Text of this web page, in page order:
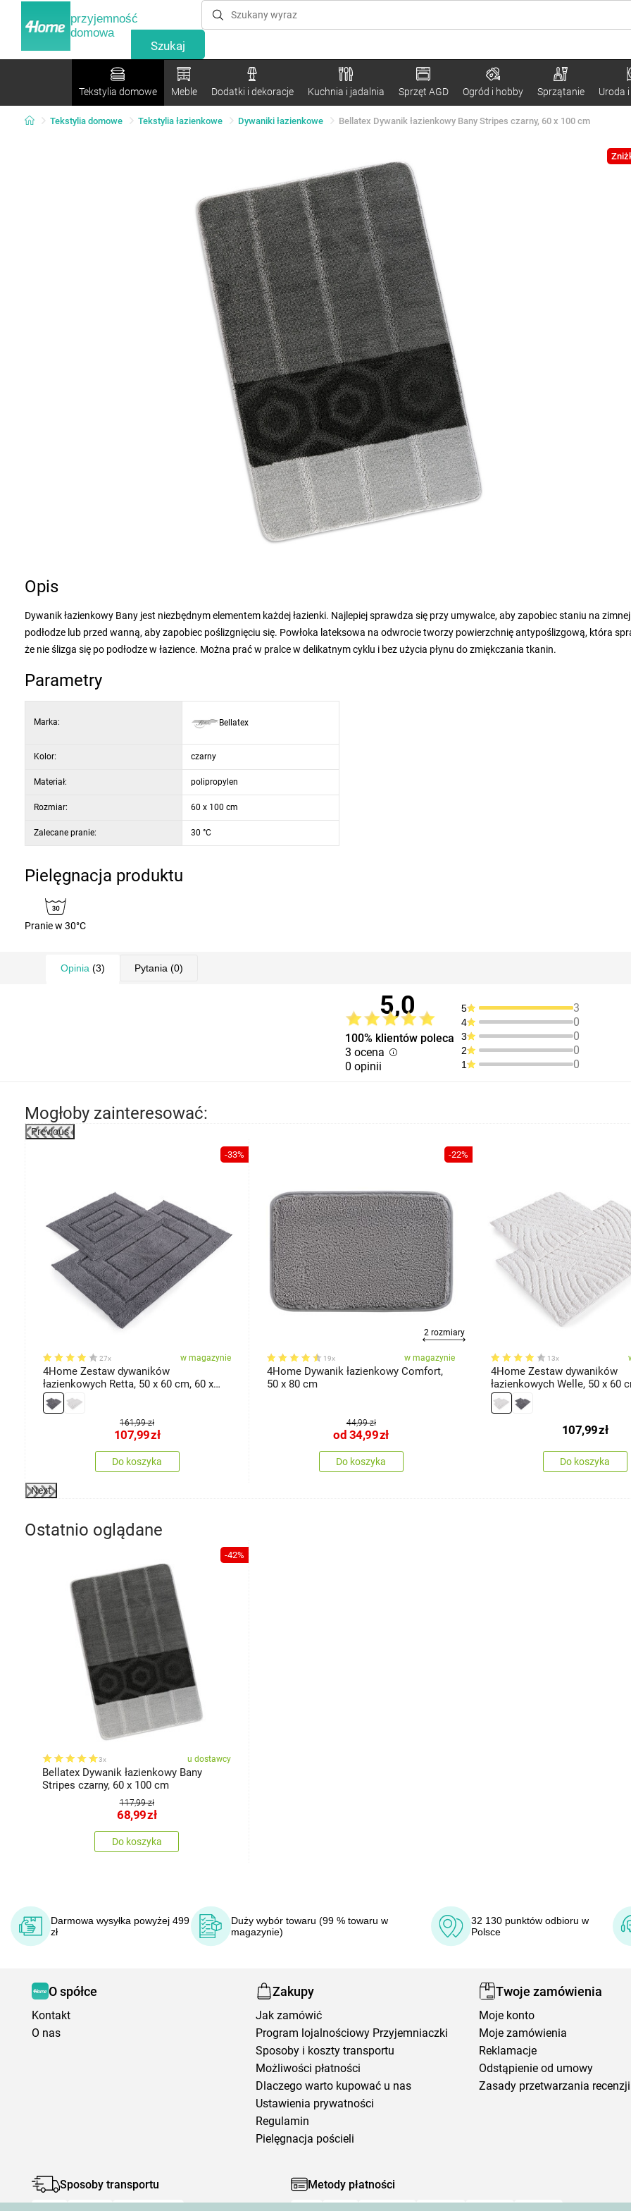
przyjemność
domowa
Tekstylia domowe Meble Dodatki i dekoracje Kuchnia i jadalnia Sprzęt AGD Ogród i hobby Sprzątanie Uroda
Tekstylia domowe Tekstylia łazienkowe Dywaniki łazienkowe Bellatex Dywanik łazienkowy Bany Stripes czarny, 60 x 100 cm
Opis
Dywanik łazienkowy Bany jest niezbędnym elementem każdej łazienki. Najlepiej sprawdza się przy umywalce, aby zapobiec staniu na zimnej
podłodze lub przed wanną, aby zapobiec poślizgnięciu się. Powłoka lateksowa na odwrocie tworzy powierzchnię antypoślizgową, która
że nie ślizga się po podłodze w łazience. Można prać w pralce w delikatnym cyklu i bez użycia płynu do zmiękczania tkanin.
Parametry
Marka: Bellatex
Kolor: czarny
Materiał: polipropylen
Rozmiar: 60 x 100 cm
Zalecane pranie: 30 °C
Pielęgnacja produktu
Pranie w 30°C
Opinia (3) Pytania (0)
5,0
100% klientów poleca
3 ocena
0 opinii
5 3
4 0
3 0
2 0
1 0
Mogłoby zainteresować:
Previous
-33%
27x w magazynie
4Home Zestaw dywaników
łazienkowych Retta, 50 x 60 cm, 60 x
100 cm
161,99 zł
107,99zł
Do koszyka
-22%
2 rozmiary
19x w magazynie
4Home Dywanik łazienkowy Comfort,
50 x 80 cm
44,99 zł
od 34,99zł
Do koszyka
13x
4Home Zestaw dywaników
łazienkowych Welle, 50 x 60
100 cm
107,99zł
Do koszyka
Next
Ostatnio oglądane
-42%
3x u dostawcy
Bellatex Dywanik łazienkowy Bany
Stripes czarny, 60 x 100 cm
117,99 zł
68,99zł
Do koszyka
Darmowa wysyłka powyżej 499
zł
Duży wybór towaru (99 % towaru w
magazynie)
32 130 punktów odbioru w
Polsce
O spółce
Kontakt
O nas
Zakupy
Jak zamówić
Program lojalnościowy Przyjemniaczki
Sposoby i koszty transportu
Możliwości płatności
Dlaczego warto kupować u nas
Ustawienia prywatności
Regulamin
Pielęgnacja pościeli
Twoje zamówienia
Moje konto
Moje zamówienia
Reklamacje
Odstąpienie od umowy
Zasady przetwarzania recenzji
Sposoby transportu Metody płatności